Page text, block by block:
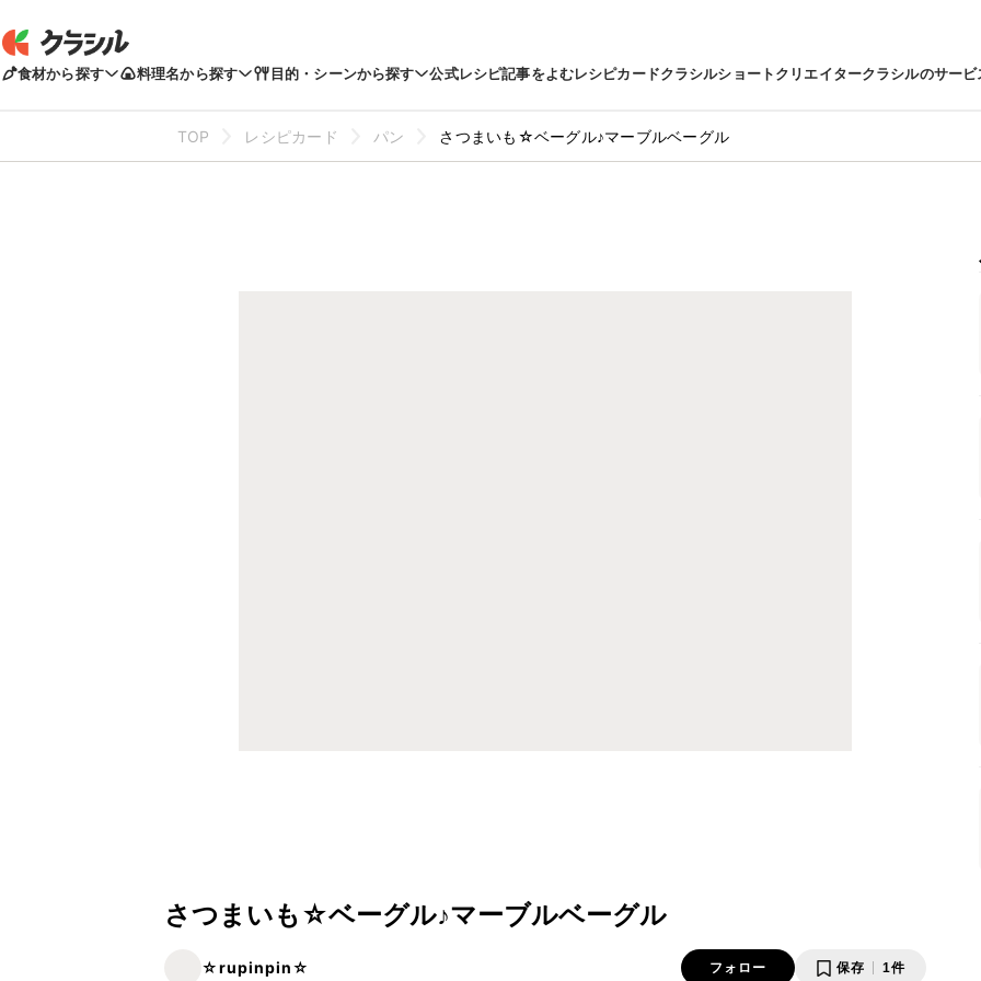
食材から探す 料理名から探す 目的・シーンから探す 公式レシピ記事をよむレシピカードクラシルショートクリエイタークラシルのサービ
TOP レシピカード パン さつまいも☆ベーグル♪マーブルベーグル
さつまいも☆ベーグル♪マーブルベーグル
☆rupinpin☆ フォロー 保存 1件